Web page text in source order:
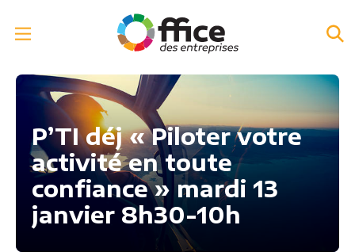
P’TI déj « Piloter votre
activité en toute
confiance » mardi 13
janvier 8h30-10h